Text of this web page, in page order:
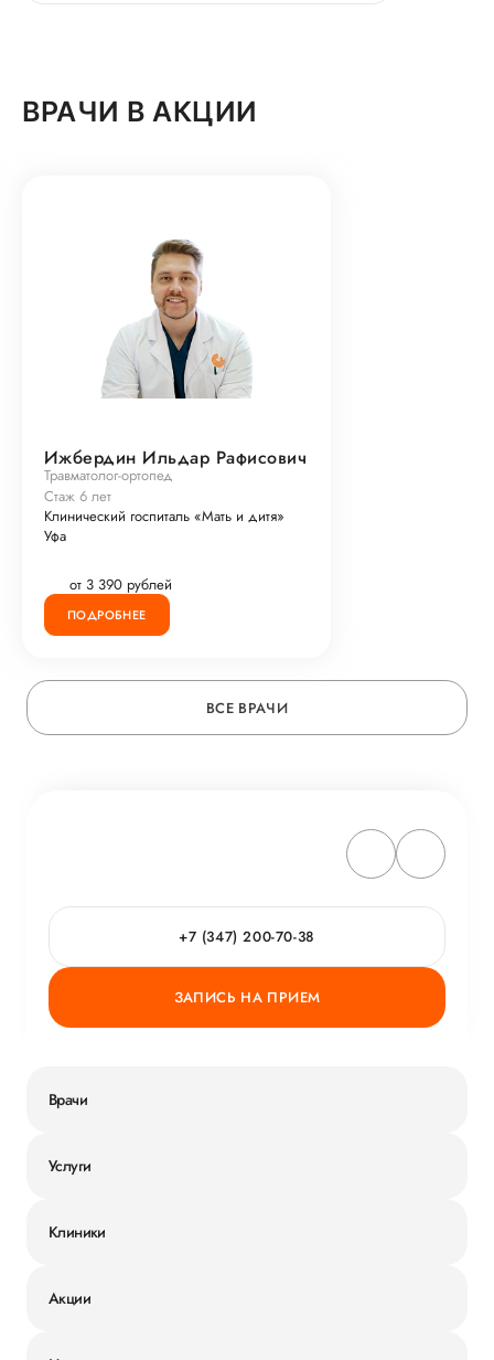
ВРАЧИ В АКЦИИ
Ижбердин Ильдар Рафисович
Травматолог-ортопед
Стаж 6 лет
Клинический госпиталь «Мать и дитя»
Уфа
от 3 390 рублей
ПОДРОБНЕЕ
ВСЕ ВРАЧИ
+7 (347) 200-70-38
ЗАПИСЬ НА ПРИЕМ
Врачи
Услуги
Клиники
Акции